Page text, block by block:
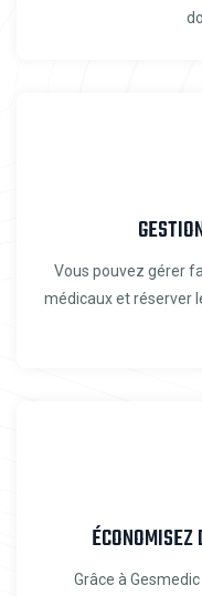
Vous pouvez gérer
médicaux et réserver
Grâce à